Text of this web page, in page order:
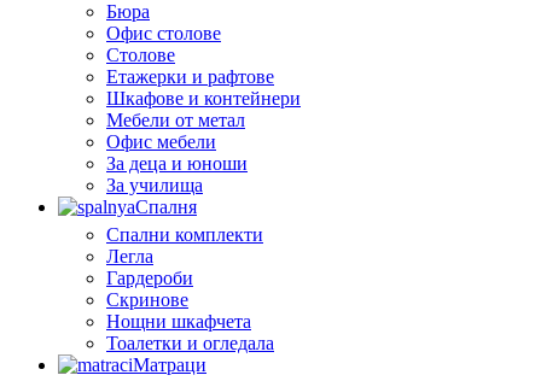
Бюра
Офис столове
Столове
Етажерки и рафтове
Шкафове и контейнери
Мебели от метал
Офис мебели
За деца и юноши
За училища
Спалня
Спални комплекти
Легла
Гардероби
Скринове
Нощни шкафчета
Тоалетки и огледала
Матраци